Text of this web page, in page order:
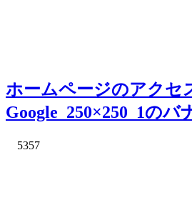
ホームページのアクセ
Google_250×250_1のバ
5357